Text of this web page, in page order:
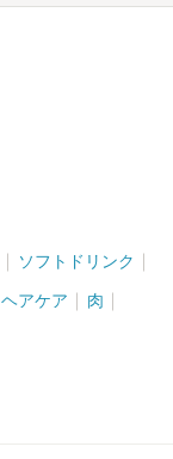
ソフトドリンク
ヘアケア 肉